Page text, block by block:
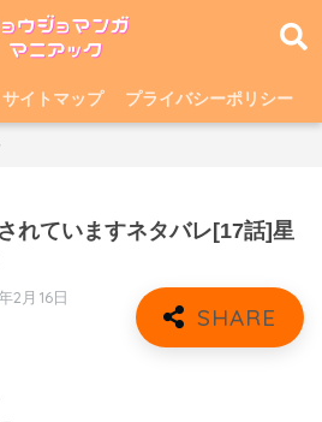
サイトマップ プライバシーポリシー
れていますネタバレ[17話]星
2月16日